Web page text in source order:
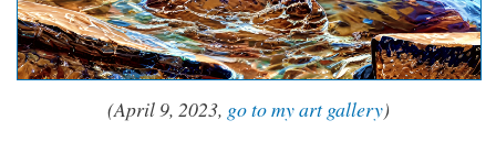
(April 9, 2023, go to my art gallery)